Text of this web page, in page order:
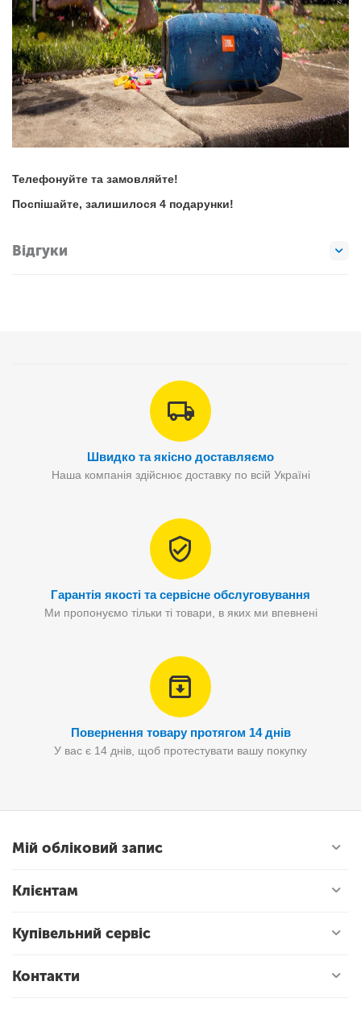
Телефонуйте та замовляйте!
Поспішайте, залишилося 4 подарунки!
Відгуки
Швидко та якісно доставляємо
Наша компанія здійснює доставку по всій Україні
Гарантія якості та сервісне обслуговування
Ми пропонуємо тільки ті товари, в яких ми впевнені
Повернення товару протягом 14 днів
У вас є 14 днів, щоб протестувати вашу покупку
Мій обліковий запис
Клієнтам
Купівельний сервіс
Контакти